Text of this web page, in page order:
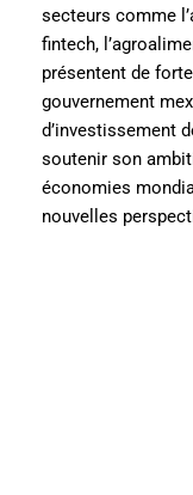
secteurs comme
fintech,
présentent de
gouvernement
d’investissement
soutenir son
économies
nouvelles